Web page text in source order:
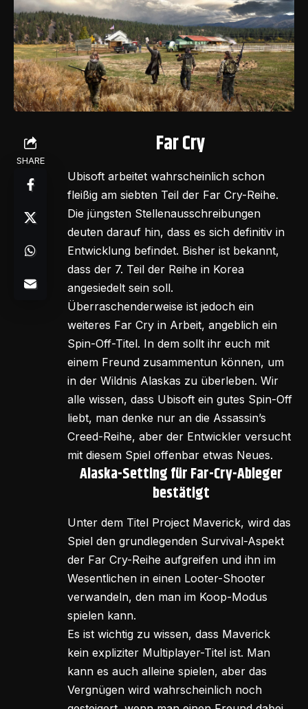
SHARE
Far Cry
Ubisoft arbeitet wahrscheinlich schon
fleißig am siebten Teil der Far Cry-Reihe.
Die jüngsten Stellenausschreibungen
deuten darauf hin, dass es sich definitiv in
Entwicklung befindet. Bisher ist bekannt,
dass der 7. Teil der Reihe in Korea
angesiedelt sein soll.
Überraschenderweise ist jedoch ein
weiteres Far Cry in Arbeit, angeblich ein
Spin-Off-Titel. In dem sollt ihr euch mit
einem Freund zusammentun können, um
in der Wildnis Alaskas zu überleben. Wir
alle wissen, dass Ubisoft ein gutes Spin-Off
liebt, man denke nur an die Assassin’s
Creed-Reihe, aber der Entwickler versucht
mit diesem Spiel offenbar etwas Neues.
Alaska-Setting für Far-Cry-Ableger
bestätigt
Unter dem Titel Project Maverick, wird das
Spiel den grundlegenden Survival-Aspekt
der Far Cry-Reihe aufgreifen und ihn im
Wesentlichen in einen Looter-Shooter
verwandeln, den man im Koop-Modus
spielen kann.
Es ist wichtig zu wissen, dass Maverick
kein expliziter Multiplayer-Titel ist. Man
kann es auch alleine spielen, aber das
Vergnügen wird wahrscheinlich noch